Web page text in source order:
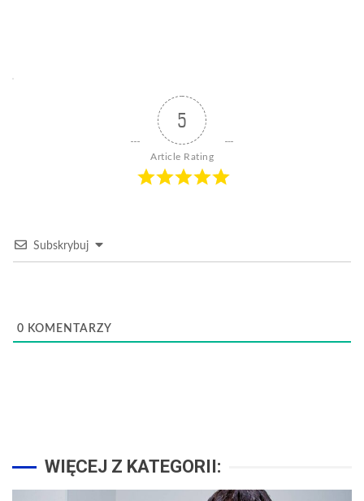
5
Article Rating
Subskrybuj
0 KOMENTARZY
WIĘCEJ Z KATEGORII: